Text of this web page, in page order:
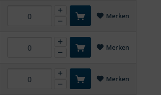
Merken
Merken
Merken